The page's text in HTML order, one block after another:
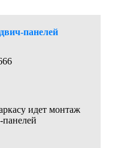
панелей
идет монтаж
панелей